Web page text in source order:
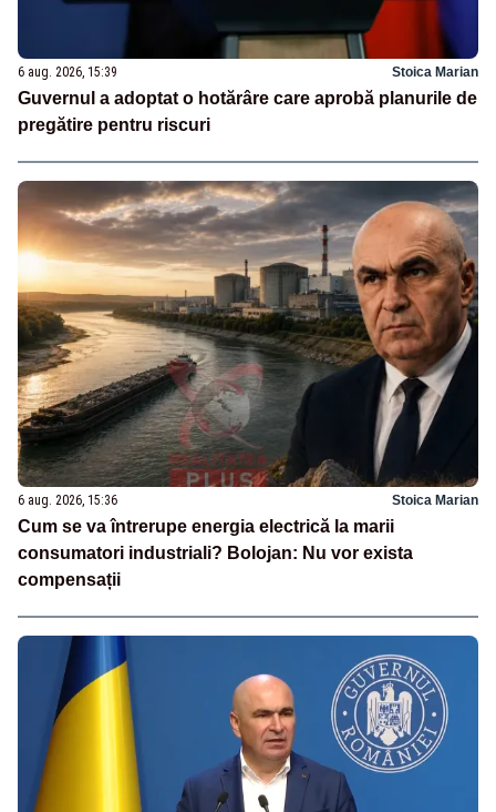
6 aug. 2026, 15:39 Stoica Marian
Guvernul a adoptat o hotărâre care aprobă planurile de
pregătire pentru riscuri
6 aug. 2026, 15:36 Stoica Marian
Cum se va întrerupe energia electrică la marii
consumatori industriali? Bolojan: Nu vor exista
compensații